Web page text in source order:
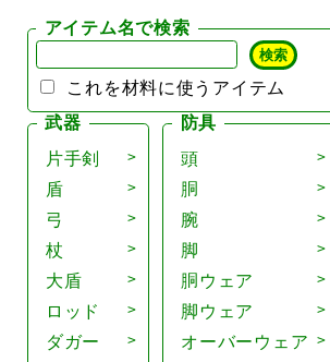
アイテム名で検索
これを材料に使うアイテム
武器
片手剣
盾
弓
杖
大盾
ロッド
ダガー
防具
頭
胴
腕
脚
胴ウェア
脚ウェア
オーバーウェア